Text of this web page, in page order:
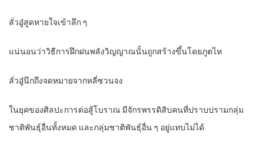
ลั่วอู๋สูดหายใจเข้าลึก ๆ
แน่นอนว่าวิธีการฝึกฝนพลังวิญญาณนั้นถูกสร้างขึ้นโดยภูตไห
ลั่วอู๋นึกถึงจดหมายจากหลี่ซวนจง
ในยุคของศิลปะการต่อสู้โบราณ มีจักรพรรดิสิบคนที่ปราบปรามกลุ่ม
ชาติพันธุ์อื่นทั้งหมด และกลุ่มชาติพันธุ์อื่น ๆ อยู่แทบไม่ได้